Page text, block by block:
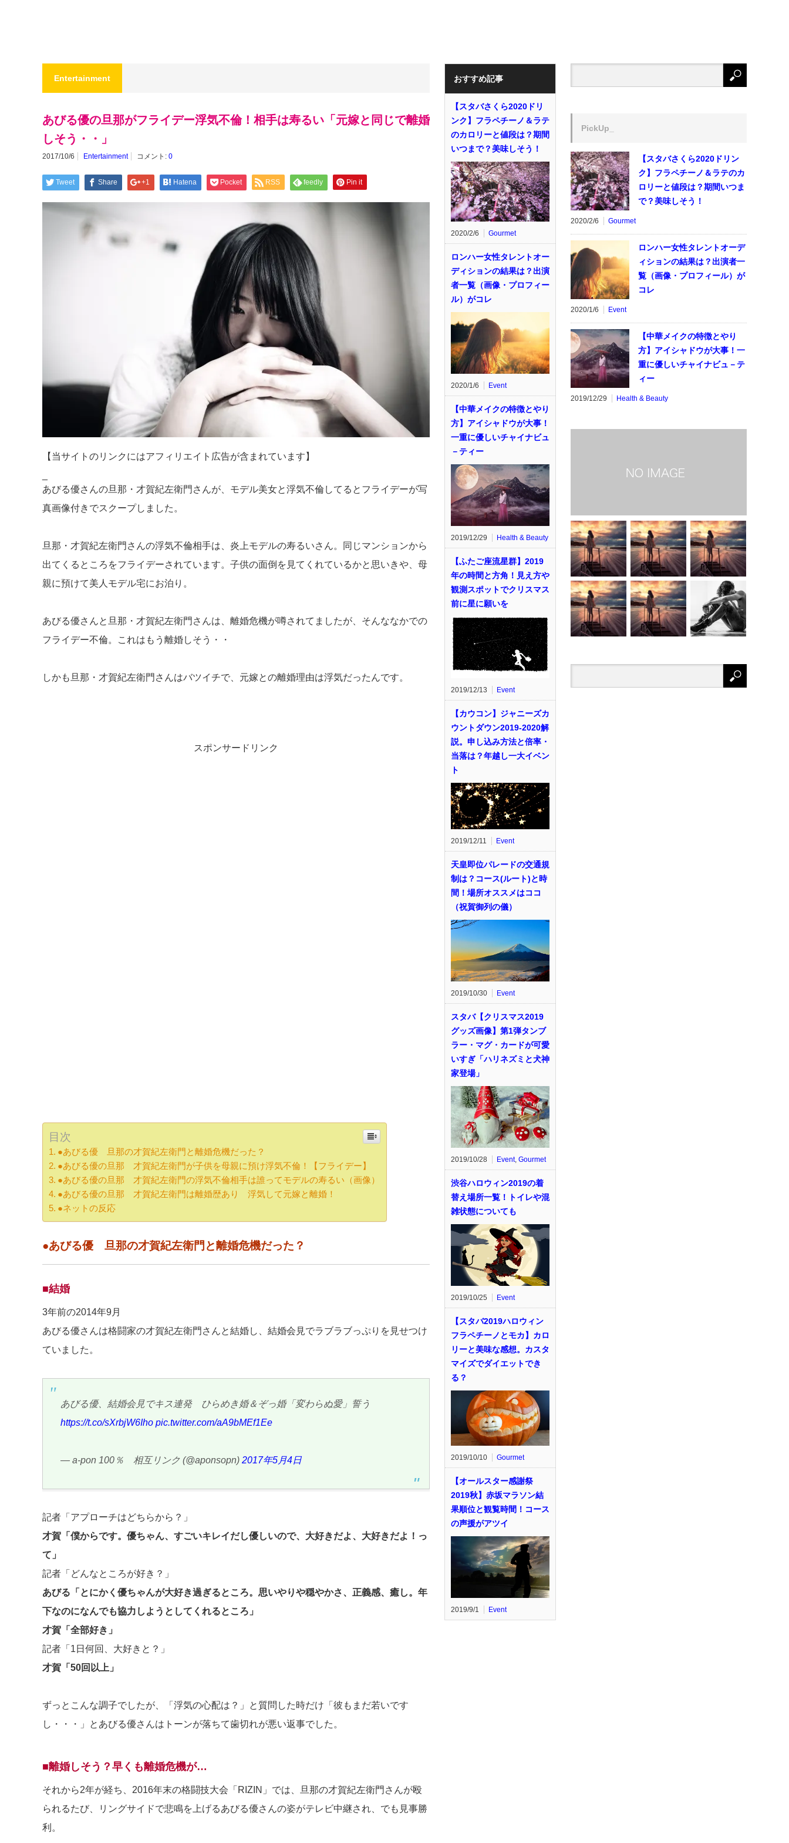
Entertainment
あびる優の旦那がフライデー浮気不倫！相手は寿るい「元嫁と同じで離婚
しそう・・」
2017/10/6 Entertainment コメント: 0
Tweet Share +1 Hatena Pocket RSS feedly Pin it
【当サイトのリンクにはアフィリエイト広告が含まれています】
あびる優さんの旦那・才賀紀左衛門さんが、モデル美女と浮気不倫してるとフライデーが写
真画像付きでスクープしました。
旦那・才賀紀左衛門さんの浮気不倫相手は、炎上モデルの寿るいさん。同じマンションから
出てくるところをフライデーされています。子供の面倒を見てくれているかと思いきや、母
親に預けて美人モデル宅にお泊り。
あびる優さんと旦那・才賀紀左衛門さんは、離婚危機が噂されてましたが、そんななかでの
フライデー不倫。これはもう離婚しそう・・
しかも旦那・才賀紀左衛門さんはバツイチで、元嫁との離婚理由は浮気だったんです。
スポンサードリンク
目次
●あびる優 旦那の才賀紀左衛門と離婚危機だった？
●あびる優の旦那 才賀紀左衛門が子供を母親に預け浮気不倫！【フライデー】
●あびる優の旦那 才賀紀左衛門の浮気不倫相手は誰ってモデルの寿るい（画像）
●あびる優の旦那 才賀紀左衛門は離婚歴あり 浮気して元嫁と離婚！
●ネットの反応
●あびる優 旦那の才賀紀左衛門と離婚危機だった？
■結婚
3年前の2014年9月
あびる優さんは格闘家の才賀紀左衛門さんと結婚し、結婚会見でラブラブっぷりを見せつけ
ていました。
あびる優、結婚会見でキス連発 ひらめき婚＆ぞっ婚「変わらぬ愛」誓う
https://t.co/sXrbjW6Iho pic.twitter.com/aA9bMEf1Ee
— a-pon 100％ 相互リンク (@aponsopn) 2017年5月4日
記者「アプローチはどちらから？」
才賀「僕からです。優ちゃん、すごいキレイだし優しいので、大好きだよ、大好きだよ！っ
て」
記者「どんなところが好き？」
あびる「とにかく優ちゃんが大好き過ぎるところ。思いやりや穏やかさ、正義感、癒し。年
下なのになんでも協力しようとしてくれるところ」
才賀「全部好き」
記者「1日何回、大好きと？」
才賀「50回以上」
ずっとこんな調子でしたが、「浮気の心配は？」と質問した時だけ「彼もまだ若いです
し・・・」とあびる優さんはトーンが落ちて歯切れが悪い返事でした。
■離婚しそう？早くも離婚危機が…
それから2年が経ち、2016年末の格闘技大会「RIZIN」では、旦那の才賀紀左衛門さんが殴
られるたび、リングサイドで悲鳴を上げるあびる優さんの姿がテレビ中継され、でも見事勝
利。
おすすめ記事
【スタバさくら2020ドリ
ンク】フラペチーノ＆ラテ
のカロリーと値段は？期間
いつまで？美味しそう！
2020/2/6 Gourmet
ロンハー女性タレントオー
ディションの結果は？出演
者一覧（画像・プロフィー
ル）がコレ
2020/1/6 Event
【中華メイクの特徴とやり
方】アイシャドウが大事！
一重に優しいチャイナビュ
－ティー
2019/12/29 Health & Beauty
【ふたご座流星群】2019
年の時間と方角！見え方や
観測スポットでクリスマス
前に星に願いを
2019/12/13 Event
【カウコン】ジャニーズカ
ウントダウン2019-2020解
説。申し込み方法と倍率・
当落は？年越し一大イベン
ト
2019/12/11 Event
天皇即位パレードの交通規
制は？コース(ルート)と時
間！場所オススメはココ
（祝賀御列の儀）
2019/10/30 Event
スタバ【クリスマス2019
グッズ画像】第1弾タンブ
ラー・マグ・カードが可愛
いすぎ「ハリネズミと犬神
家登場」
2019/10/28 Event, Gourmet
渋谷ハロウィン2019の着
替え場所一覧！トイレや混
雑状態についても
2019/10/25 Event
【スタバ2019ハロウィン
フラペチーノとモカ】カロ
リーと美味な感想。カスタ
マイズでダイエットでき
る？
2019/10/10 Gourmet
【オールスター感謝祭
2019秋】赤坂マラソン結
果順位と観覧時間！コース
の声援がアツイ
2019/9/1 Event
PickUp_
【スタバさくら2020ドリン
ク】フラペチーノ＆ラテのカ
ロリーと値段は？期間いつま
で？美味しそう！
2020/2/6 Gourmet
ロンハー女性タレントオーデ
ィションの結果は？出演者一
覧（画像・プロフィール）が
コレ
2020/1/6 Event
【中華メイクの特徴とやり
方】アイシャドウが大事！一
重に優しいチャイナビュ－テ
ィー
2019/12/29 Health & Beauty